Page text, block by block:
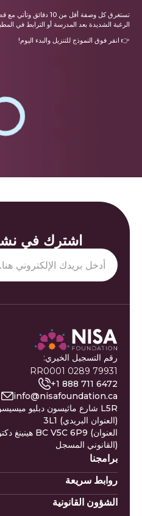
تستغرق كل وصفة أقل من
الرغبة الشديدة بعد المدرسة أو الترابط في
👉 انقر فوق النموذج للتنزيل والبدء اليوم!
اشترك في
رقم التسجيل الخيري:
79931 0289 RR0001
+1 888 711 6472
info@nisafoundation.ca
3L1 (العنوان البريدي)
القانوني المسجل)
برامجنا
روابط سريعة
تبرع
الشؤون القانونية